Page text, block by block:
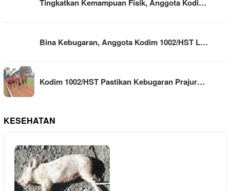
Tingkatkan Kemampuan Fisik, Anggota Kodi…
Bina Kebugaran, Anggota Kodim 1002/HST L…
Kodim 1002/HST Pastikan Kebugaran Prajur…
KESEHATAN